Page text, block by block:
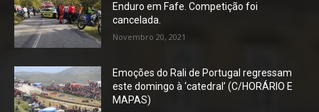
Enduro em Fafe. Competição foi
cancelada.
Novembro 20, 2021
Emoções do Rali de Portugal regressam
este domingo à ‘catedral’ (C/HORÁRIO E
MAPAS)